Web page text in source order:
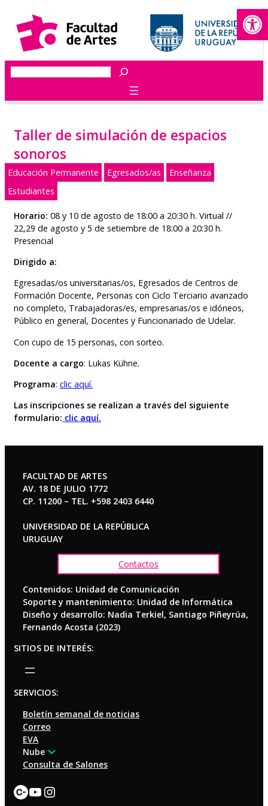
contenido
Buscar
Taller de simulación de espacios
sonoros
Educación Permanente Egresados/as
Enseñanza
Estudiantes
Horario: 08 y 10 de agosto de 18:00 a 20:30 h. Virtual //
22,29 de agosto y 5 de setiembre de 18:00 a 20:30 h.
Presencial
Dirigido a:
Egresadas/os universitarias/os, Egresados de Centros de
Formación Docente, Personas con Ciclo Terciario avanzado
no completo, Trabajadoras/es, empresarias/os e idóneos,
Público en general, Docentes y Funcionariado de Udelar.
Con cupo de 15 personas, con sorteo.
Docente a cargo: Lukas Kühne.
Programa: clic aquí.
Las inscripciones se realizan a través del siguiente
formulario: clic aquí.
FACULTAD DE ARTES
AV. 18 DE JULIO 1772
CP. 11200 – TEL. +598 2403 6440
UNIVERSIDAD DE LA REPÚBLICA
URUGUAY
Contactos
Contenidos: Unidad de Comunicación
Soporte y mantenimiento: Unidad de Informática
Diseño y desarrollo: Nadia Terkiel, Santiago Piñeyrúa,
Fernando Acosta (2023)
SITIOS DE INTERÉS:
SERVICIOS:
Boletín semanal de noticias
Correo
EVA
Nube
Consulta de Salones
Enlace
YouTube
Instagram